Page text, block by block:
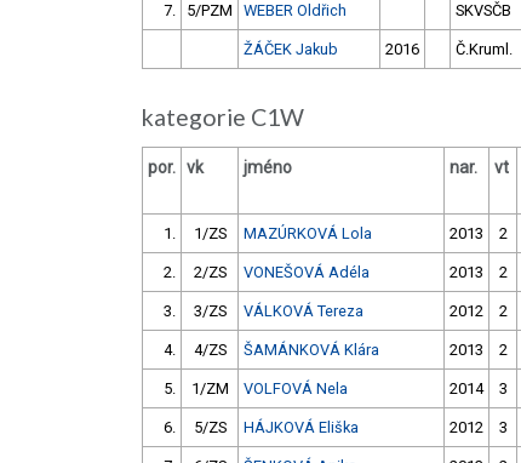
7. 5/PZM WEBER Oldřich SKVSČB
ŽÁČEK Jakub 2016 Č.Kruml.
kategorie C1W
por. vk jméno nar. vt
1. 1/ZS MAZÚRKOVÁ Lola 2013 2
2. 2/ZS VONEŠOVÁ Adéla 2013 2
3. 3/ZS VÁLKOVÁ Tereza 2012 2
4. 4/ZS ŠAMÁNKOVÁ Klára 2013 2
5. 1/ZM VOLFOVÁ Nela 2014 3
6. 5/ZS HÁJKOVÁ Eliška 2012 3